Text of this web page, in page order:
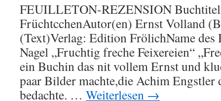
FEUILLETON-REZENSION
FrüchtcchenAutor(en) Ernst Volland
(Text)Verlag: Edition FrölichName des
Nagel „Fruchtig freche Feixereien“
ein Buchin das nit vollem Ernst und
paar Bilder machte,die Achim Engstler
bedachte. … Weiterlesen →